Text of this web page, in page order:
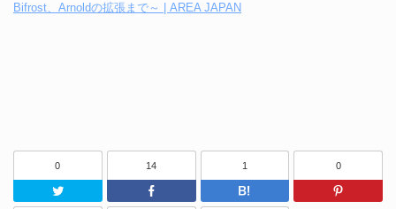
Bifrost、Arnoldの拡張まで～ | AREA JAPAN
0
Twitter
14
Facebook
1
はてなブッ
0